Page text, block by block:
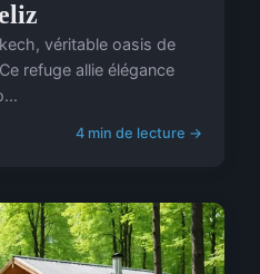
véritable oasis de
refuge allie élégance
4 min de lecture →